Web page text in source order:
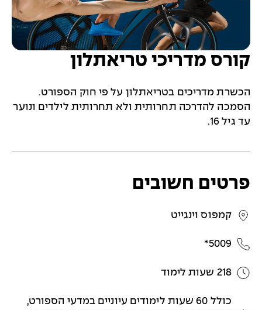
קורס מדריכי טריאתלון
הכשרת מדריכים בטריאתלון על פי חוק הספורט.
הסמכה להדרכה תחרותית ולא תחרותית לילדים ונוער
עד גיל 16.
פרטים חשובים
קמפוס וינגייט
5009*
218 שעות לימוד
כולל 60 שעות לימודים עיוניים במדעי הספורט,